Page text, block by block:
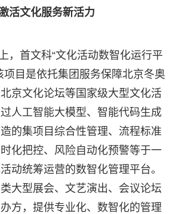
活文化服务新活力
，首文科“文化活动数智化运行平
项目是依托集团服务保障北京冬奥
京文化论坛等国家级大型文化活
人工智能大模型、智能代码生成
的集项目综合性管理、流程标准
化把控、风险自动化预警等于一
动统筹运营的数智化管理平台。
大型展会、文艺演出、会议论坛
方，提供专业化、数智化的管理